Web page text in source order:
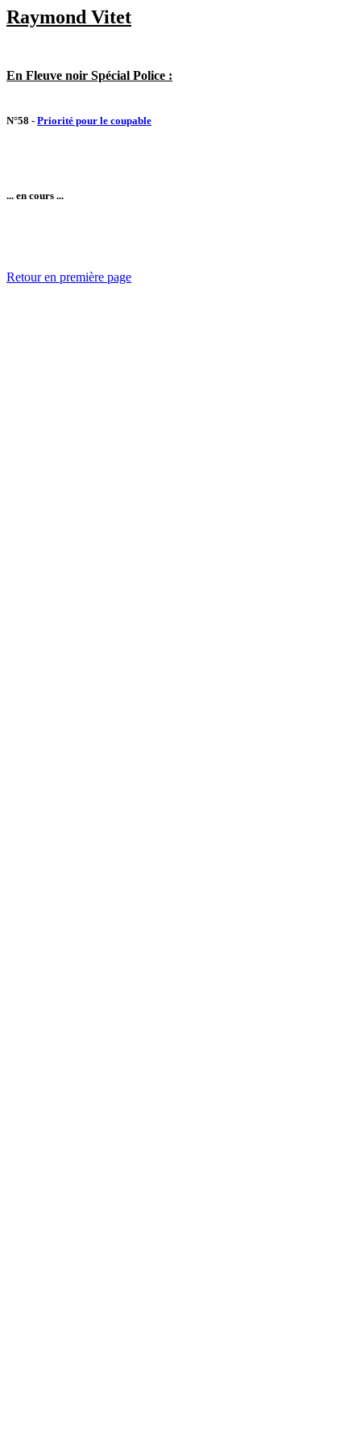
Raymond Vitet
En Fleuve noir Spécial Police :
N°58 - Priorité pour le coupable
... en cours ...
Retour en première page